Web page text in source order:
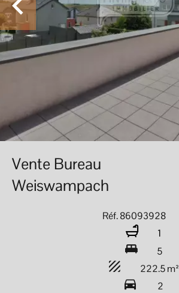
Vente Bureau
Weiswampach
Réf. 86093928
1
5
222.5 m²
2